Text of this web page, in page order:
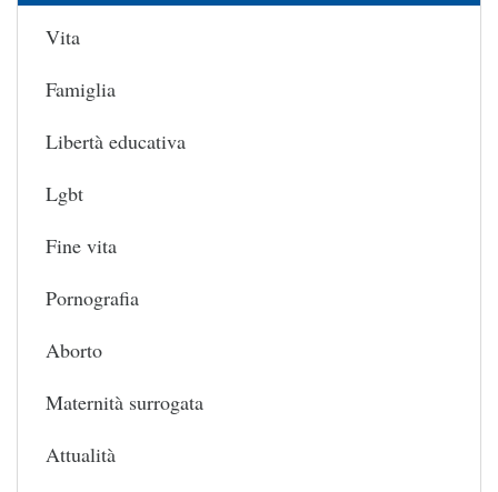
Vita
Famiglia
Libertà educativa
Lgbt
Fine vita
Pornografia
Aborto
Maternità surrogata
Attualità